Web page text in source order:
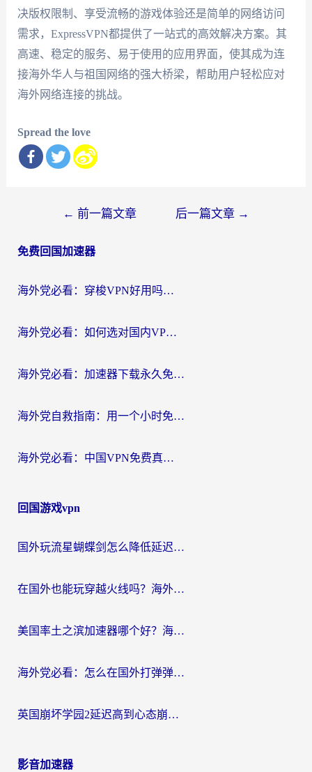
决版权限制、享受流畅的游戏体验还是简单的网络访问
需求，ExpressVPN都提供了一站式的高效解决方案。其
高速、稳定的服务、易于使用的应用界面，使其成为连
接海外华人与祖国网络的强大桥梁，帮助用户轻松应对
海外网络连接的挑战。
Spread the love
导
← 前一篇文章 后一篇文章 →
免费回国加速器
海外党必看：穿梭VPN好用吗？和云帆VPN对比哪个回国效果更好？附真实测评+避坑指南
海外党必看：如何选对国内VPN，实现无缝访问国内资源？
海外党必看：加速器下载永久免费版真的存在吗？教你无缝访问国内资源的正确姿势
海外党自救指南：用一个小时免费加速器，轻松打破国内资源访问壁垒？
海外党必看：中国VPN免费真的靠谱吗？手把手教你选对回国加速器
回国游戏vpn
国外玩流星蝴蝶剑怎么降低延迟？海外党必看的加速秘籍（含欧洲鸣潮&彩虹岛优化攻略）
在国外也能玩穿越火线吗？海外玩家国服游戏畅玩终极指南
美国率土之滨加速器哪个好？海外党国服游戏畅玩终极指南（附多游戏解决方案）
海外党必看：怎么在国外打弹弹堂不卡？番茄加速器亲测指南
英国崩坏学园2延迟高到心态崩？海外党国服游戏加速终极指南
影音加速器